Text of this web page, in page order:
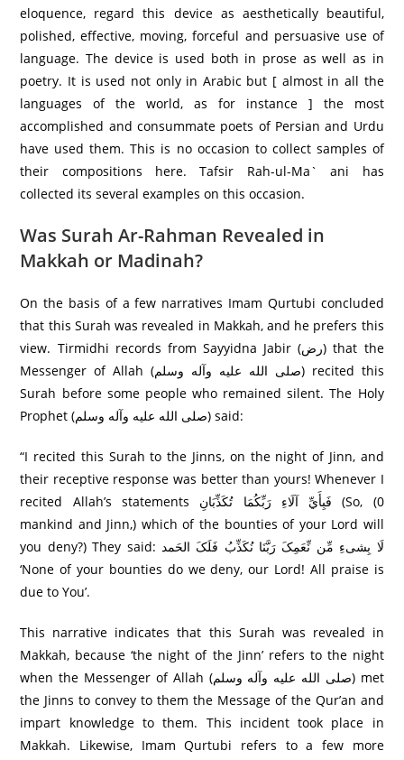
eloquence, regard this device as aesthetically beautiful,
polished, effective, moving, forceful and persuasive use of
language. The device is used both in prose as well as in
poetry. It is used not only in Arabic but [ almost in all the
languages of the world, as for instance ] the most
accomplished and consummate poets of Persian and Urdu
have used them. This is no occasion to collect samples of
their compositions here. Tafsir Rah-ul-Ma` ani has
collected its several examples on this occasion.
Was Surah Ar-Rahman Revealed in
Makkah or Madinah?
On the basis of a few narratives Imam Qurtubi concluded
that this Surah was revealed in Makkah, and he prefers this
view. Tirmidhi records from Sayyidna Jabir (رض) that the
Messenger of Allah (صلى الله عليه وآله وسلم) recited this
Surah before some people who remained silent. The Holy
Prophet (صلى الله عليه وآله وسلم) said:
“I recited this Surah to the Jinns, on the night of Jinn, and
their receptive response was better than yours! Whenever I
recited Allah’s statements فَبِأَيِّ آلَاءِ رَ‌بِّكُمَا تُكَذِّبَانِ (So, (0
mankind and Jinn,) which of the bounties of your Lord will
you deny?) They said: لَا بِشیءِ مِّن نِّعَمِکَ رَبَّنَا نُکَذِّبُ فَلَکَ الحَمد
‘None of your bounties do we deny, our Lord! All praise is
due to You’.
This narrative indicates that this Surah was revealed in
Makkah, because ‘the night of the Jinn’ refers to the night
when the Messenger of Allah (صلى الله عليه وآله وسلم) met
the Jinns to convey to them the Message of the Qur’an and
impart knowledge to them. This incident took place in
Makkah. Likewise, Imam Qurtubi refers to a few more